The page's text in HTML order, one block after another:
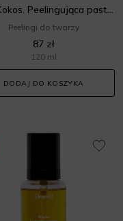
Ryż i Kokos. Peelingująca pasta do mycia twarz
Peelingi do twarzy
87 zł
120 ml
DODAJ DO KOSZYKA